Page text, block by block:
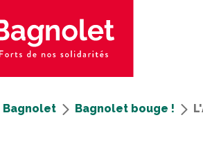
Bagnolet bouge !